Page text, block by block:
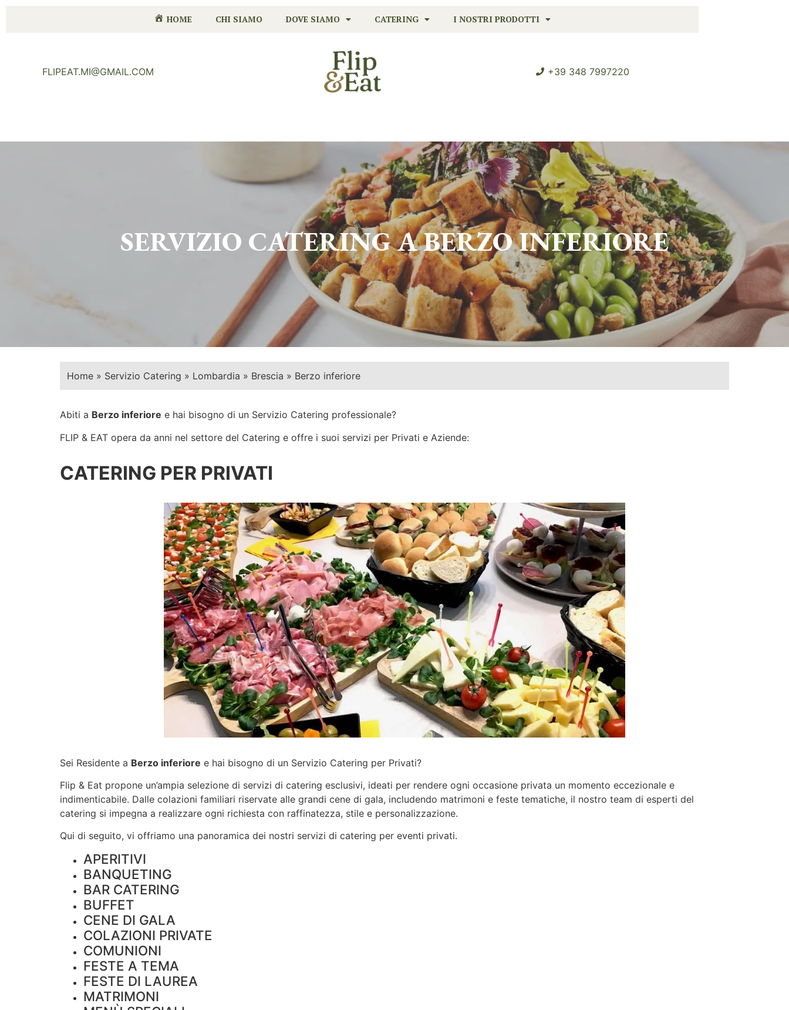
HOME CHI SIAMO DOVE SIAMO CATERING I NOSTRI PRODOTTI
FLIPEAT.MI@GMAIL.COM +39 348 7997220
SERVIZIO CATERING ABERZO INFERIORE
Home » Servizio Catering » Lombardia » Brescia » Berzo inferiore
Abiti a Berzo inferiore e hai bisogno di un Servizio Catering professionale?
FLIP & EAT opera da anni nel settore del Catering e offre i suoi servizi per Privati e Aziende:
CATERING PER PRIVATI
Sei Residente a Berzo inferiore e hai bisogno di un Servizio Catering per Privati?
Flip & Eat propone un’ampia selezione di servizi di catering esclusivi, ideati per rendere ogni occasione privata un momento eccezionale e
indimenticabile. Dalle colazioni familiari riservate alle grandi cene di gala, includendo matrimoni e feste tematiche, il nostro team di esperti del
catering si impegna a realizzare ogni richiesta con raffinatezza, stile e personalizzazione.
Qui di seguito, vi offriamo una panoramica dei nostri servizi di catering per eventi privati.
APERITIVI
BANQUETING
BAR CATERING
BUFFET
CENE DI GALA
COLAZIONI PRIVATE
COMUNIONI
FESTE A TEMA
FESTE DI LAUREA
MATRIMONI